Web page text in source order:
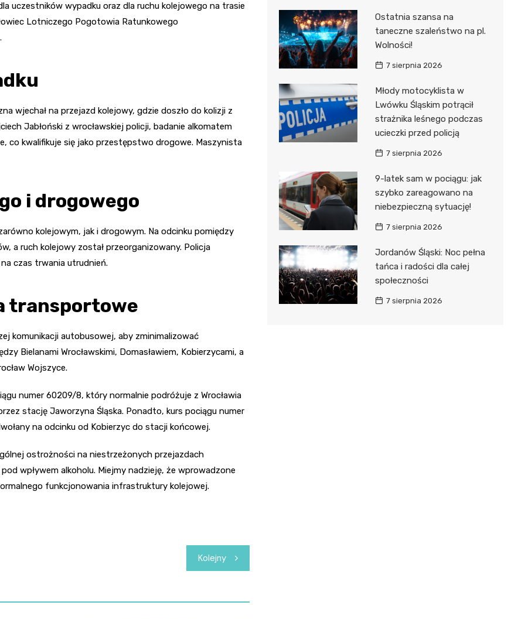
uczestników wypadku oraz dla ruchu kolejowego na trasie
Lotniczego Pogotowia Ratunkowego
wjechał na przejazd kolejowy, gdzie doszło do kolizji z
Jabłoński z wrocławskiej policji, badanie alkomatem
co kwalifikuje się jako przestępstwo drogowe. Maszynista
i drogowego
kolejowym, jak i drogowym. Na odcinku pomiędzy
a ruch kolejowy został przeorganizowany. Policja
czas trwania utrudnień.
transportowe
komunikacji autobusowej, aby zminimalizować
Bielanami Wrocławskimi, Domasławiem, Kobierzycami, a
Wojszyce.
numer 60209/8, który normalnie podróżuje z Wrocławia
stację Jaworzyna Śląska. Ponadto, kurs pociągu numer
na odcinku od Kobierzyc do stacji końcowej.
ostrożności na niestrzeżonych przejazdach
wpływem alkoholu. Miejmy nadzieję, że wprowadzone
funkcjonowania infrastruktury kolejowej.
Kolejny
Ostatnia szansa na
taneczne szaleństwo na pl.
Wolności!
7 sierpnia 2026
Młody motocyklista w
Lwówku Śląskim potrącił
strażnika leśnego podczas
ucieczki przed policją
7 sierpnia 2026
9-latek sam w pociągu: jak
szybko zareagowano na
niebezpieczną sytuację!
7 sierpnia 2026
Jordanów Śląski: Noc pełna
tańca i radości dla całej
społeczności
7 sierpnia 2026